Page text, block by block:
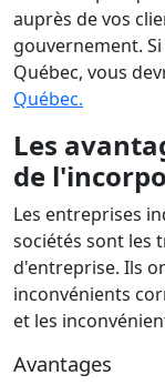
auprès de vos
gouvernement.
Québec, vous
Québec.
Les
de
Les entreprises
sociétés sont les
d'entreprise. Ils
inconvénients
et les
Avantages